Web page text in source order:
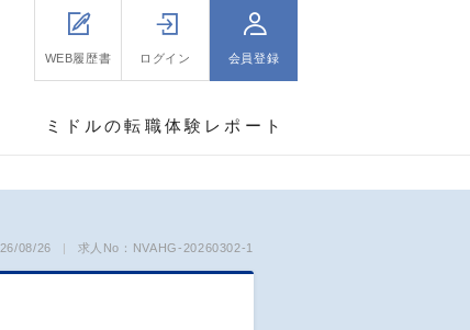
WEB履歴書 ログイン 会員登録
ミドルの転職体験レポート
08/26 求人No：NVAHG-20260302-1